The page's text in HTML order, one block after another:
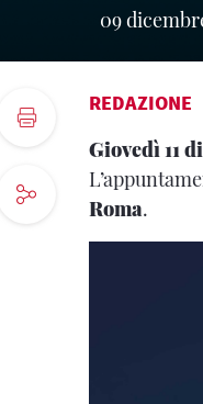
09
REDAZIONE
Giovedì 11
Roma.